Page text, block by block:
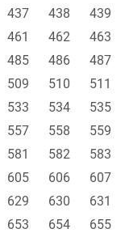
437 438 439
461 462 463
485 486 487
509 510 511
533 534 535
557 558 559
581 582 583
605 606 607
629 630 631
653 654 655